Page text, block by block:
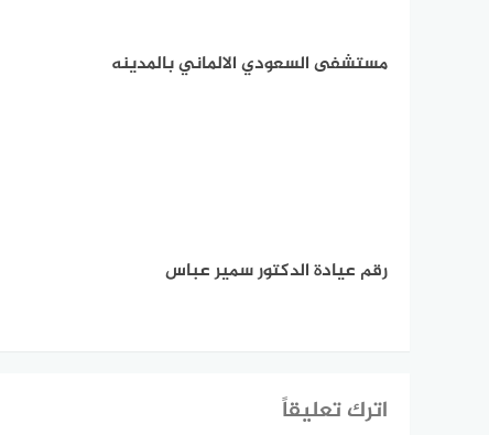
مستشفى السعودي الالماني بالمدينه
رقم عيادة الدكتور سمير عباس
اترك تعليقاً